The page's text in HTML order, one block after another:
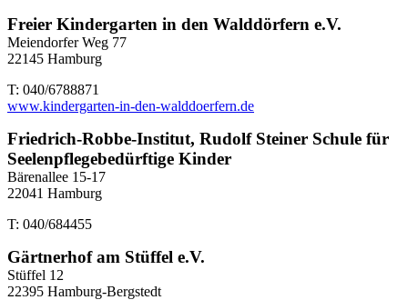
Freier Kindergarten in den Walddörfern e.V.
Meiendorfer Weg 77
22145 Hamburg
T: 040/6788871
www.kindergarten-in-den-walddoerfern.de
Friedrich-Robbe-Institut, Rudolf Steiner Schule für
Seelenpflegebedürftige Kinder
Bärenallee 15-17
22041 Hamburg
T: 040/684455
Gärtnerhof am Stüffel e.V.
Stüffel 12
22395 Hamburg-Bergstedt